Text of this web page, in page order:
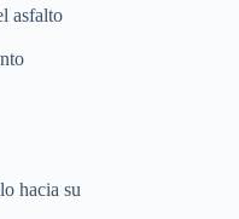
asfalto
hacia su